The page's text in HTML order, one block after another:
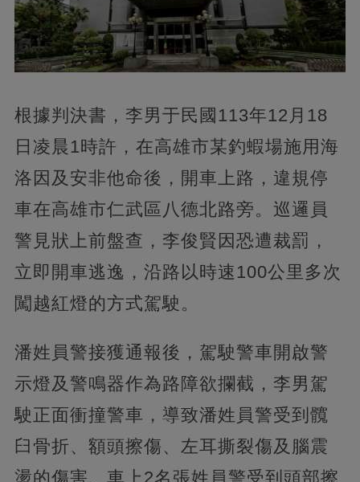
根據判決書，李男于民國113年12月18
日凌晨1時許，在高雄市某釣蝦場施用海
洛因及安非他命後，開車上路，違規停
車在高雄市仁武區八德北路旁。巡邏員
警見狀上前盤查，李俊賢因恐遭裁罰，
立即開車逃逸，沿路以時速100公里多次
闖越紅燈的方式駕駛。
潘姓員警接獲通報後，駕駛警車開啟警
示燈及警鳴器作為路障欲攔截，李男駕
駛正面衝撞警車，導致潘姓員警受到髖
臼骨折、額頭擦傷、左耳撕裂傷及腦震
盪的傷害、車上2名張姓員警受到頭部擦